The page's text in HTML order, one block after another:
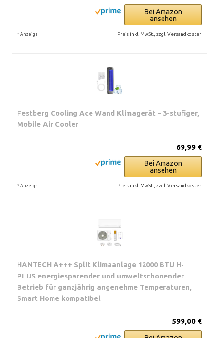
Bei Amazon
ansehen
* Anzeige Preis inkl. MwSt., zzgl. Versandkosten
Festberg Cooling Ace Wand Klimagerät – 3-stufiger,
Mobile Air Cooler
69,99 €
Bei Amazon
ansehen
* Anzeige Preis inkl. MwSt., zzgl. Versandkosten
HANTECH A+++ Split Klimaanlage 12000 BTU H-
PLUS energiesparender und umweltschonender
Betrieb für ganzjährig angenehme Temperaturen,
Smart Home kompatibel
599,00 €